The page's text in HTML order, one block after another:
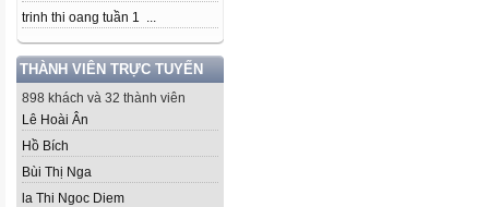
trinh thi oang tuần 1 ...
THÀNH VIÊN TRỰC TUYẾN
898 khách và 32 thành viên
Lê Hoài Ân
Hồ Bích
Bùi Thị Nga
la Thi Ngoc Diem